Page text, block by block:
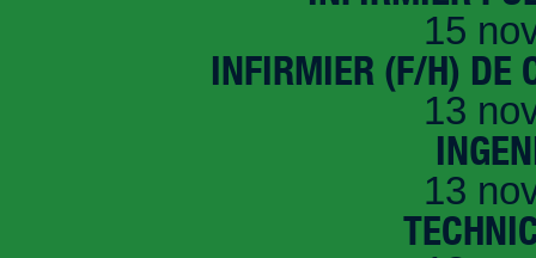
15
INFIRMIER (F/H) DE
13
13